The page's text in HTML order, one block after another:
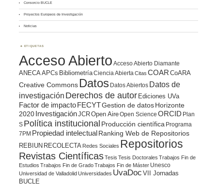
Consorcio BUCLE
Proyectos Europeos de Investigación
Noticias
ETIQUETAS
Acceso Abierto Acceso Abierto Diamante
ANECAAPCs BibliometríaCiencia Abierta Citas COAR CoARA
Creative Commons Datos Datos Abiertos Datos de
investigación Derechos de autor Ediciones UVa
Factor de impacto FECYTGestion de datosHorizonte
2020 InvestigaciónJCROpen AireOpen Science ORCID Plan
S Política institucional Producción científica Programa
7PM Propiedad intelectualRanking Web de Repositorios
REBIUN RECOLECTA Redes Sociales Repositorios
Revistas CientíficasTesis Tesis Doctorales Trabajos Fin de
Estudios Trabajos Fin de GradoTrabajos Fin de Máster Unesco
Universidad de Valladolid Universidades UvaDoc VII Jornadas
BUCLE